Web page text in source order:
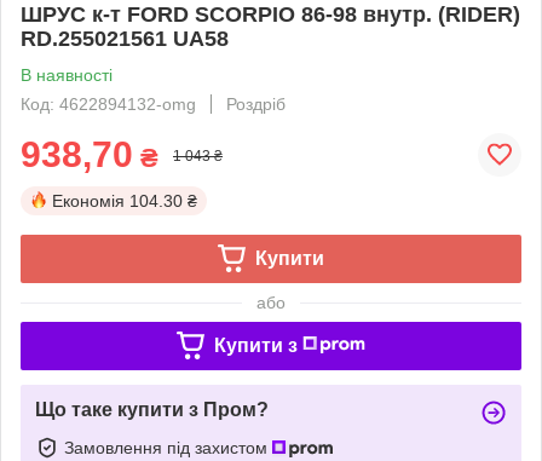
ШРУС к-т FORD SCORPIO 86-98 внутр. (RIDER)
RD.255021561 UA58
В наявності
Код: 4622894132-omg
Роздріб
938,70 ₴ 1 043 ₴
Економія 104.30 ₴
Купити
або
Купити з
Що таке купити з Пром?
Замовлення під захистом